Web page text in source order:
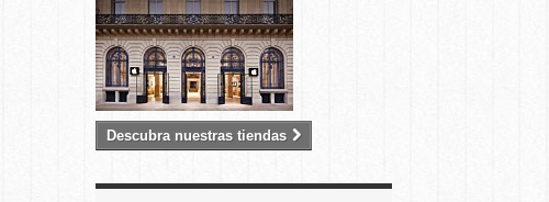
Descubra nuestras tiendas